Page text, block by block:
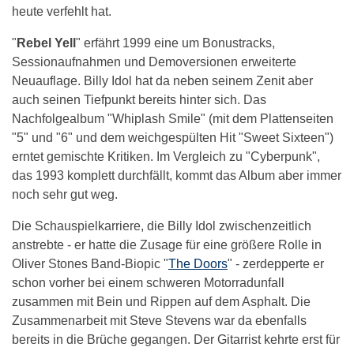
heute verfehlt hat.
" Rebel Yell " erfährt 1999 eine um Bonustracks,
Sessionaufnahmen und Demoversionen erweiterte
Neuauflage. Billy Idol hat da neben seinem Zenit aber
auch seinen Tiefpunkt bereits hinter sich. Das
Nachfolgealbum "Whiplash Smile" (mit dem Plattenseiten
"5" und "6" und dem weichgespülten Hit "Sweet Sixteen")
erntet gemischte Kritiken. Im Vergleich zu "Cyberpunk",
das 1993 komplett durchfällt, kommt das Album aber immer
noch sehr gut weg.
Die Schauspielkarriere, die Billy Idol zwischenzeitlich
anstrebte - er hatte die Zusage für eine größere Rolle in
Oliver Stones Band-Biopic "The Doors" - zerdepperte er
schon vorher bei einem schweren Motorradunfall
zusammen mit Bein und Rippen auf dem Asphalt. Die
Zusammenarbeit mit Steve Stevens war da ebenfalls
bereits in die Brüche gegangen. Der Gitarrist kehrte erst für